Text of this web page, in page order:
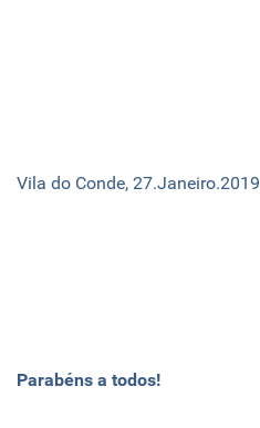
Vila do Conde, 27.Janeiro.2019
Parabéns a todos!